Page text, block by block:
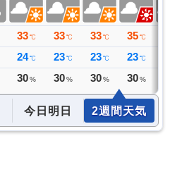
33 ℃
24 ℃
30 %
33 ℃
23 ℃
30 %
33 ℃
23 ℃
30 %
35 ℃
23 ℃
30 %
今日明日 2週間天気